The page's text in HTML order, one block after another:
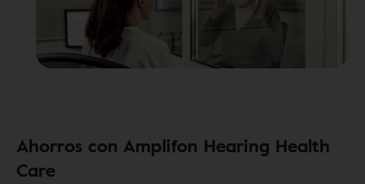
Ahorros con Amplifon Hearing Health
Care